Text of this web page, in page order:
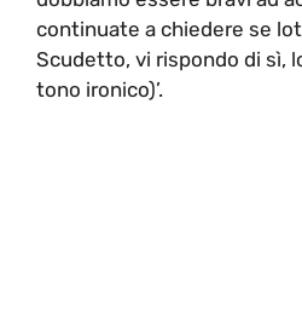
continuate a chiedere se
Scudetto, vi rispondo di sì,
tono ironico)’.